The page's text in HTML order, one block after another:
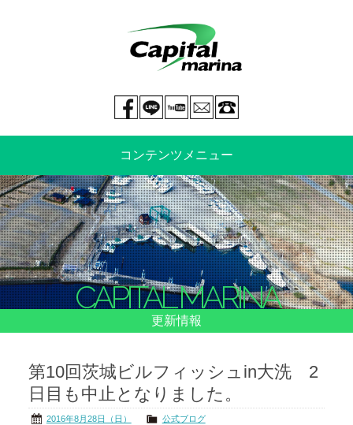
mail
You tube
LINE@
Facebook page
コンテンツメニュー
中古艇情報 新艇情報
船のご売却 整備・特殊艤装
船舶保険 マリーナ情報・料金表
茨城の海 公式ブログ
アクセス
CAPITAL MARINA
更新情報
第10回茨城ビルフィッシュin大洗 2
日目も中止となりました。
2016年8月28日（日） 公式ブログ